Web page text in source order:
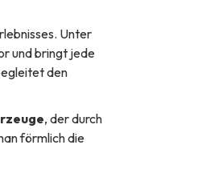
Unter
und bringt jede
den
, der durch
förmlich die